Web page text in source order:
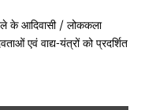
के आदिवासी / लोककला
एवं वाद्य-यंत्रों को प्रदर्शित